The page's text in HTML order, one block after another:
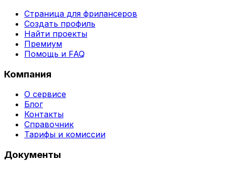
Страница для фрилансеров
Создать профиль
Найти проекты
Премиум
Помощь и FAQ
Компания
О сервисе
Блог
Контакты
Справочник
Тарифы и комиссии
Документы